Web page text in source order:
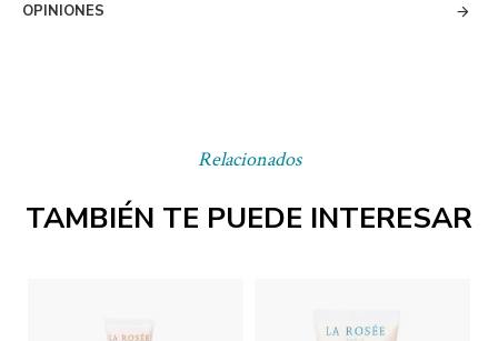
Relacionados
TAMBIÉN TE PUEDE INTERESAR
OPINIONES